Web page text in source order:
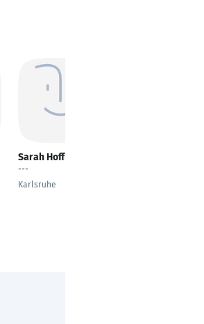
Sarah Hoffmann
---
Karlsruhe